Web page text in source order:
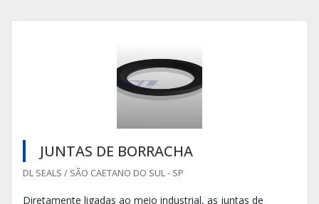
JUNTAS DE BORRACHA
DL SEALS / SÃO CAETANO DO SUL - SP
Diretamente ligadas ao meio industrial, as juntas de